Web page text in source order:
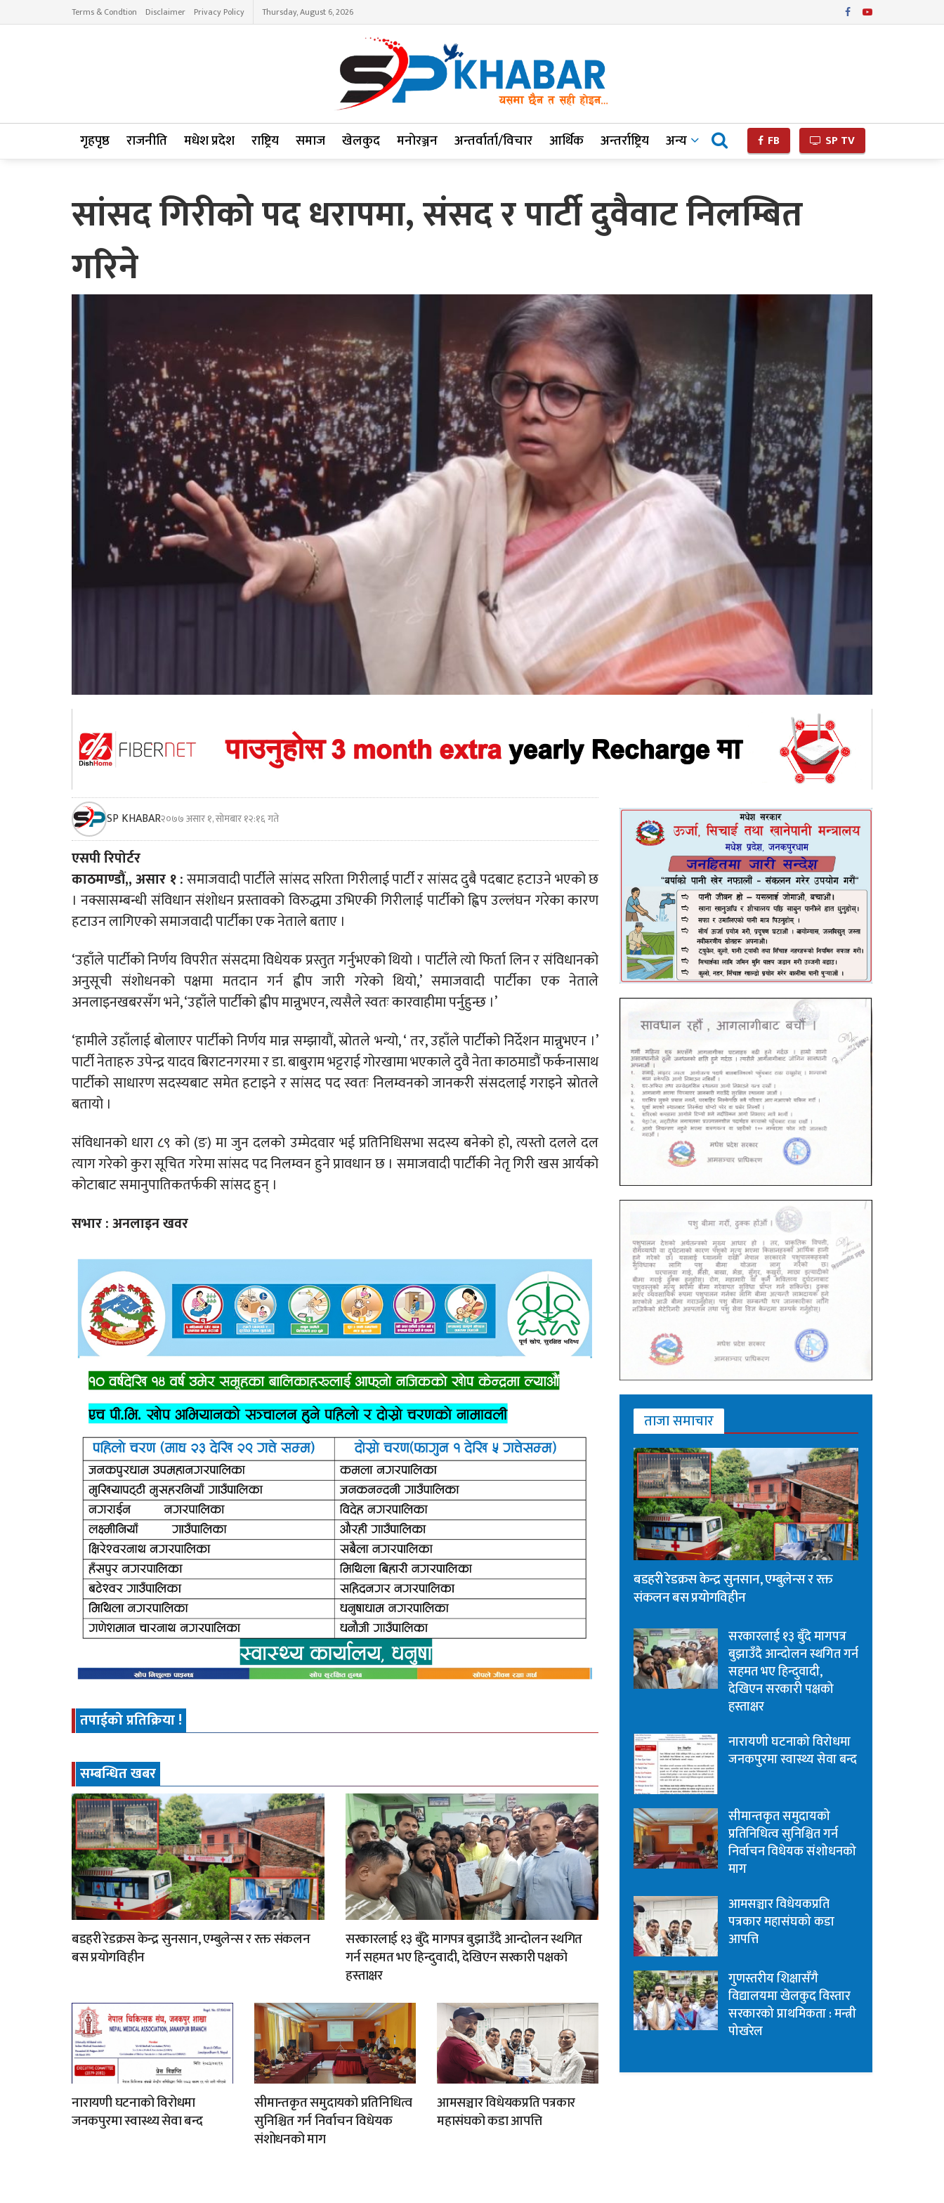
Terms & Condtion Disclaimer Privacy Policy Thursday, August 6, 2026
गृहपृष्ठ राजनीति मधेश प्रदेश राष्ट्रिय समाज खेलकुद मनोरञ्जन अन्तर्वार्ता/विचार आर्थिक अन्तर्राष्ट्रिय अन्य FB SP TV
सांसद गिरीको पद धरापमा, संसद र पार्टी दुवैवाट निलम्बित
गरिने
SP KHABAR२०७७ असार १, सोमबार १२:१६ गते
एसपी रिपोर्टर
काठमाण्डौं,, असार १ :समाजवादी पार्टीले सांसद सरिता गिरीलाई पार्टी र सांसद दुबै पदबाट हटाउने भएको छ
। नक्सासम्बन्धी संविधान संशोधन प्रस्तावको विरुद्धमा उभिएकी गिरीलाई पार्टीको ह्विप उल्लंघन गरेका कारण
हटाउन लागिएको समाजवादी पार्टीका एक नेताले बताए ।
‘उहाँले पार्टीको निर्णय विपरीत संसदमा विधेयक प्रस्तुत गर्नुभएको थियो । पार्टीले त्यो फिर्ता लिन र संविधानको
अनुसूची संशोधनको पक्षमा मतदान गर्न ह्वीप जारी गरेको थियो,’ समाजवादी पार्टीका एक नेताले
अनलाइनखबरसँग भने, ‘उहाँले पार्टीको ह्वीप मान्नुभएन, त्यसैले स्वतः कारवाहीमा पर्नुहुन्छ ।’
‘हामीले उहाँलाई बोलाएर पार्टीको निर्णय मान्न सम्झायौं, स्रोतले भन्यो, ‘ तर, उहाँले पार्टीको निर्देशन मान्नुभएन ।’
पार्टी नेताहरु उपेन्द्र यादव बिराटनगरमा र डा. बाबुराम भट्टराई गोरखामा भएकाले दुवै नेता काठमाडौं फर्कनासाथ
पार्टीको साधारण सदस्यबाट समेत हटाइने र सांसद पद स्वतः निलम्वनको जानकरी संसदलाई गराइने स्रोतले
बतायो ।
संविधानको धारा ८९ को (ङ) मा जुन दलको उम्मेदवार भई प्रतिनिधिसभा सदस्य बनेको हो, त्यस्तो दलले दल
त्याग गरेको कुरा सूचित गरेमा सांसद पद निलम्वन हुने प्रावधान छ । समाजवादी पार्टीकी नेतृ गिरी खस आर्यको
कोटाबाट समानुपातिकतर्फकी सांसद हुन् ।
सभार : अनलाइन खवर
तपाईको प्रतिक्रिया !
सम्बन्धित खबर
बडहरी रेडक्रस केन्द्र सुनसान, एम्बुलेन्स र रक्त संकलन
बस प्रयोगविहीन
सरकारलाई १३ बुँदे मागपत्र बुझाउँदै आन्दोलन स्थगित
गर्न सहमत भए हिन्दुवादी, देखिएन सरकारी पक्षको
हस्ताक्षर
नारायणी घटनाको विरोधमा
जनकपुरमा स्वास्थ्य सेवा बन्द
सीमान्तकृत समुदायको प्रतिनिधित्व
सुनिश्चित गर्न निर्वाचन विधेयक
संशोधनको माग
आमसञ्चार विधेयकप्रति पत्रकार
महासंघको कडा आपत्ति
ताजा समाचार
बडहरी रेडक्रस केन्द्र सुनसान, एम्बुलेन्स र रक्त
संकलन बस प्रयोगविहीन
सरकारलाई १३ बुँदे मागपत्र
बुझाउँदै आन्दोलन स्थगित गर्न
सहमत भए हिन्दुवादी,
देखिएन सरकारी पक्षको
हस्ताक्षर
नारायणी घटनाको विरोधमा
जनकपुरमा स्वास्थ्य सेवा बन्द
सीमान्तकृत समुदायको
प्रतिनिधित्व सुनिश्चित गर्न
निर्वाचन विधेयक संशोधनको
माग
आमसञ्चार विधेयकप्रति
पत्रकार महासंघको कडा
आपत्ति
गुणस्तरीय शिक्षासँगै
विद्यालयमा खेलकुद विस्तार
सरकारको प्राथमिकता : मन्त्री
पोखरेल